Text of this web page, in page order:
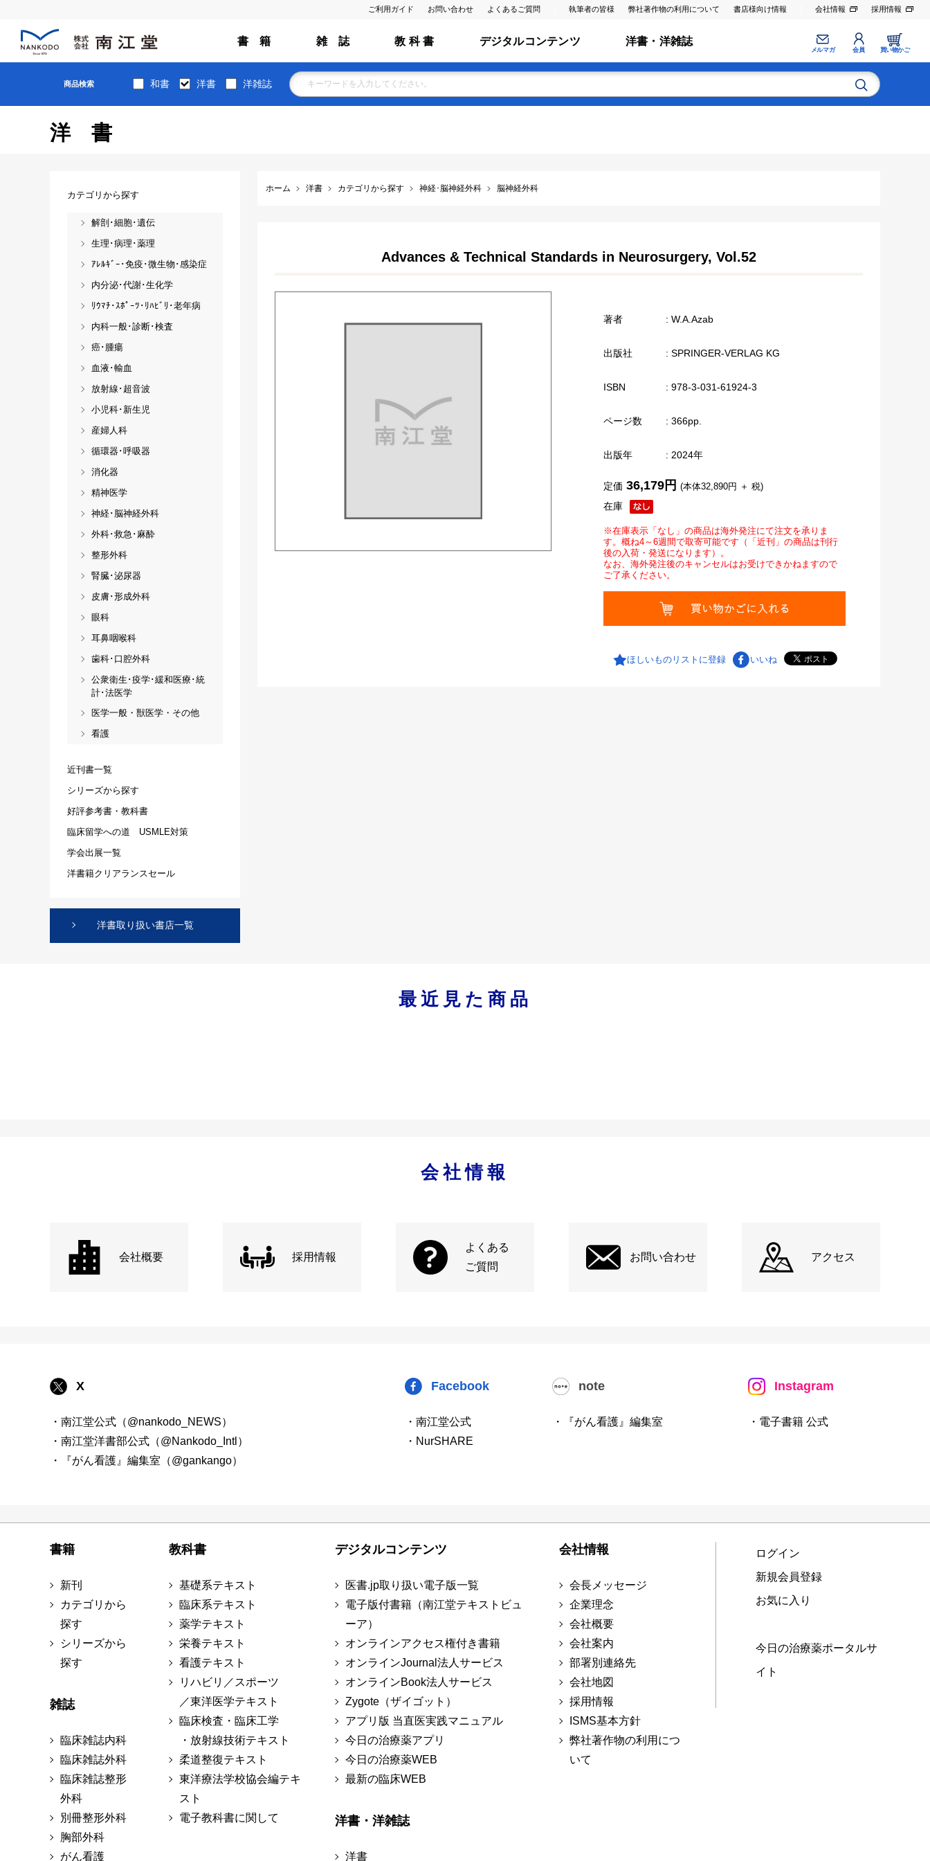
ご利用ガイド お問い合わせ よくあるご質問 執筆者の皆様 弊社著作物の利用について 書店様向け情報 会社情報 採用情報
書 籍 雑 誌 教 科 書 デジタルコンテンツ 洋書・洋雑誌
メルマガ 会員 買い物かご
商品検索 和書 洋書 洋雑誌
洋書
ホーム 洋書 カテゴリから探す 神経･脳神経外科 脳神経外科
Advances & Technical Standards in Neurosurgery, Vol.52
著者 : W.A.Azab
出版社 : SPRINGER-VERLAG KG
ISBN : 978-3-031-61924-3
ページ数 : 366pp.
出版年 : 2024年
在庫
定価 36,179円 (本体32,890円 ＋ 税)
※在庫表示「なし」の商品は海外発注にて注文を承りま
す。概ね4～6週間で取寄可能です（「近刊」の商品は刊行
後の入荷・発送になります）。
なお、海外発注後のキャンセルはお受けできかねますので
ご了承ください。
ほしいものリストに登録 いいね
カテゴリから探す
解剖･細胞･遺伝
生理･病理･薬理
ｱﾚﾙｷﾞｰ･免疫･微生物･感染症
内分泌･代謝･生化学
ﾘｳﾏﾁ･ｽﾎﾟｰﾂ･ﾘﾊﾋﾞﾘ･老年病
内科一般･診断･検査
癌･腫瘍
血液･輸血
放射線･超音波
小児科･新生児
産婦人科
循環器･呼吸器
消化器
精神医学
神経･脳神経外科
外科･救急･麻酔
整形外科
腎臓･泌尿器
皮膚･形成外科
眼科
耳鼻咽喉科
歯科･口腔外科
公衆衛生･疫学･緩和医療･統
計･法医学
医学一般・獣医学・その他
看護
近刊書一覧
シリーズから探す
好評参考書・教科書
臨床留学への道 USMLE対策
学会出展一覧
洋書籍クリアランスセール
洋書取り扱い書店一覧
最近見た商品
会社情報
会社概要 採用情報
よくある
ご質問
お問い合わせ アクセス
X
・南江堂公式（@nankodo_NEWS）
・南江堂洋書部公式（@Nankodo_Intl）
・『がん看護』編集室（@gankango）
Facebook
・南江堂公式
・NurSHARE
note
・『がん看護』編集室
Instagram
・電子書籍 公式
書籍
新刊
カテゴリから
探す
シリーズから
探す
雑誌
臨床雑誌内科
臨床雑誌外科
臨床雑誌整形
外科
別冊整形外科
胸部外科
がん看護
教科書
基礎系テキスト
臨床系テキスト
薬学テキスト
栄養テキスト
看護テキスト
リハビリ／スポーツ
／東洋医学テキスト
臨床検査・臨床工学
・放射線技術テキスト
柔道整復テキスト
東洋療法学校協会編テキ
スト
電子教科書に関して
デジタルコンテンツ
医書.jp取り扱い電子版一覧
電子版付書籍（南江堂テキストビュ
ーア）
オンラインアクセス権付き書籍
オンラインJournal法人サービス
オンラインBook法人サービス
Zygote（ザイゴット）
アプリ版 当直医実践マニュアル
今日の治療薬アプリ
今日の治療薬WEB
最新の臨床WEB
洋書・洋雑誌
洋書
会社情報
会長メッセージ
企業理念
会社概要
会社案内
部署別連絡先
会社地図
採用情報
ISMS基本方針
弊社著作物の利用につ
いて
ログイン
新規会員登録
お気に入り
今日の治療薬ポータルサ
イト